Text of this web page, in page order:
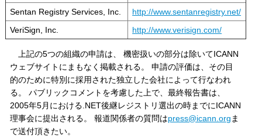
Sentan Registry Services, Inc.
http://www.sentanregistry.net/
VeriSign, Inc.
http://www.verisign.com/
上記の5つの組織の申請は、 機密扱いの部分は除いてICANN
ウェブサイトにまもなく掲載される。 申請の評価は、その目
的のために特別に採用された独立した会社によって行なわれ
る。 パブリックコメントを考慮した上で、最終報告書は、
2005年5月における.NET後継レジストリ選出の時までにICANN
理事会に提出される。 報道関係者の質問はpress@icann.orgま
で送付頂きたい。